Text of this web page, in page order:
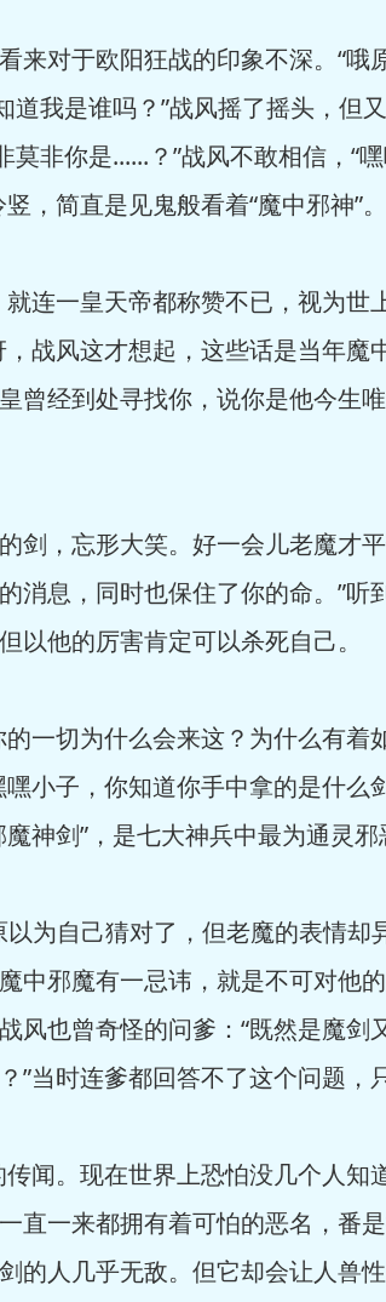
对于欧阳狂战的印象不深。“哦
道我是谁吗？”战风摇了摇头，但
莫非你是......？”战风不敢相信，“
，简直是见鬼般看着“魔中邪神”。
一皇天帝都称赞不已，视为世
战风这才想起，这些话是当年魔
曾经到处寻找你，说你是他今生
，忘形大笑。好一会儿老魔才平
消息，同时也保住了你的命。”
以他的厉害肯定可以杀死自己。
切为什么会来这？为什么有着
小子，你知道你手中拿的是什么
神剑”，是七大神兵中最为通灵邪
为自己猜对了，但老魔的表情却
中邪魔有一忌讳，就是不可对他
风也曾奇怪的问爹：“既然是魔
”当时连爹都回答不了这个问题，
。现在世界上恐怕没几个人知
直一来都拥有着可怕的恶名，番
的人几乎无敌。但它却会让人兽